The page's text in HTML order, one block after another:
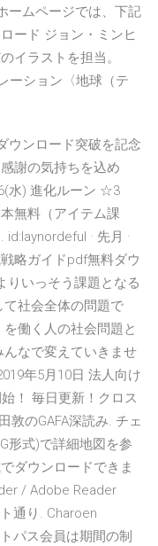
ームページでは、下記
ード ジョン・ミンヒ
イラストを担当。
ーション〈地球（テ
ウンロード突破を記念
謝の気持ちを込め
水) 進化ルーン ☆3
無料（アイテム課
· 先月 ·
略ガイドpdf無料ダウ
りいっそう課題となる
社会全体の問題で
働く人の社会問題と
なで変えていきませ
年5月10日 法人向け
！ 毎日更新！クロス
敦のGAFA深読み. チェ
形式)で詳細地図を参
ダウンロードできま
/ Adobe Reader
通り. Charoen
パス会員は期間の制